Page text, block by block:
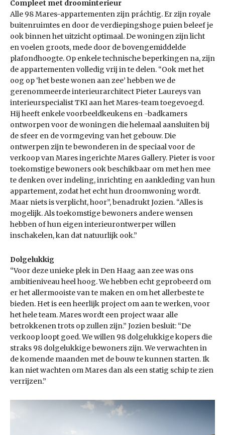
Compleet met droominterieur
Alle 98 Mares-appartementen zijn práchtig. Er zijn royale
buitenruimtes en door de verdiepingshoge puien beleef je
ook binnen het uitzicht optimaal. De woningen zijn licht
en voelen groots, mede door de bovengemiddelde
plafondhoogte. Op enkele technische beperkingen na, zijn
de appartementen volledig vrij in te delen. “Ook met het
oog op ‘het beste wonen aan zee’ hebben we de
gerenommeerde interieurarchitect Pieter Laureys van
interieurspecialist TKI aan het Mares-team toegevoegd.
Hij heeft enkele voorbeeldkeukens en -badkamers
ontworpen voor de woningen die helemaal aansluiten bij
de sfeer en de vormgeving van het gebouw. Die
ontwerpen zijn te bewonderen in de speciaal voor de
verkoop van Mares ingerichte Mares Gallery. Pieter is voor
toekomstige bewoners ook beschikbaar om met hen mee
te denken over indeling, inrichting en aankleding van hun
appartement, zodat het echt hun droomwoning wordt.
Maar niets is verplicht, hoor”, benadrukt Jozien. “Alles is
mogelijk. Als toekomstige bewoners andere wensen
hebben of hun eigen interieurontwerper willen
inschakelen, kan dat natuurlijk ook.”
Dolgelukkig
“Voor deze unieke plek in Den Haag aan zee was ons
ambitieniveau heel hoog. We hebben echt geprobeerd om
er het allermooiste van te maken en om het allerbeste te
bieden. Het is een heerlijk project om aan te werken, voor
het hele team. Mares wordt een project waar alle
betrokkenen trots op zullen zijn.” Jozien besluit: “De
verkoop loopt goed. We willen 98 dolgelukkige kopers die
straks 98 dolgelukkige bewoners zijn. We verwachten in
de komende maanden met de bouw te kunnen starten. Ik
kan niet wachten om Mares dan als een statig schip te zien
verrijzen.”